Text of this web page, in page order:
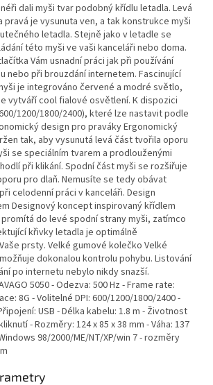
dali myši tvar podobný křídlu letadla. Levá
pravá je vysunuta ven, a tak konstrukce myši
letadla. Stejně jako v letadle se
této myši ve vaši kanceláři nebo doma.
Vám usnadní práci jak při používání
nebo při brouzdání internetem. Fascinující
je integrováno červené a modré světlo,
vytváří cool fialové osvětlení. K dispozici
1200/1800/2400), které lze nastavit podle
design pro praváky Ergonomický
tak, aby vysunutá levá část tvořila oporu
se speciálním tvarem a prodlouženými
při klikání. Spodní část myši se rozšiřuje
pro dlaň. Nemusíte se tedy obávat
celodenní práci v kanceláři. Design
Designový koncept inspirovaný křídlem
do levé spodní strany myši, zatímco
křivky letadla je optimálně
prsty. Velké gumové kolečko Velké
dokonalou kontrolu pohybu. Listování
po internetu nebylo nikdy snazší.
5050 - Odezva: 500 Hz - Frame rate:
8G - Volitelné DPI: 600/1200/1800/2400 -
USB - Délka kabelu: 1.8 m - Životnost
- Rozměry: 124 x 85 x 38 mm - Váha: 137
98/2000/ME/NT/XP/win 7 - rozměry